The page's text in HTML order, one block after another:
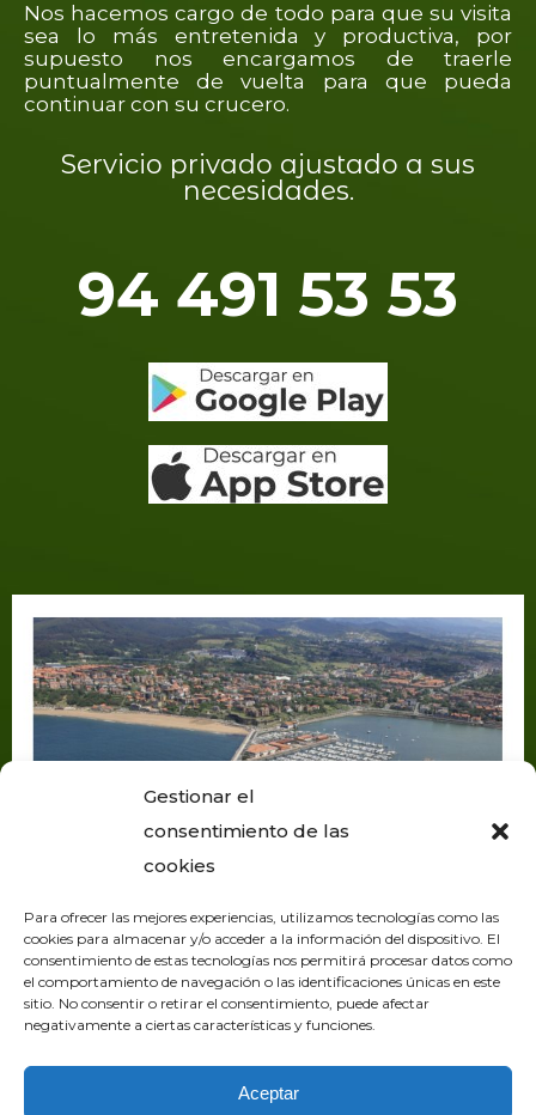
Gestionar el
consentimiento de las
cookies
Para ofrecer las mejores experiencias, utilizamos tecnologías como las
cookies para almacenar y/o acceder a la información del dispositivo. El
consentimiento de estas tecnologías nos permitirá procesar datos como
el comportamiento de navegación o las identificaciones únicas en este
sitio. No consentir o retirar el consentimiento, puede afectar
negativamente a ciertas características y funciones.
Aceptar
Nos hacemos cargo de todo para que su visita
sea lo más entretenida y productiva, por
supuesto nos encargamos de traerle
puntualmente de vuelta para que pueda
continuar con su crucero.
Servicio privado ajustado a sus
necesidades.
94 491 53 53